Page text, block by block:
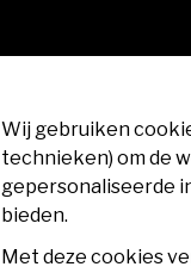
Wij gebruiken
technieken) om de
gepersonaliseerde
bieden.
Met deze cookies